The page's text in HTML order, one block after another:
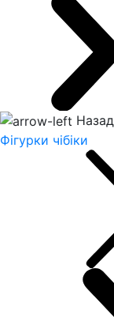
Назад
Фігурки чібіки